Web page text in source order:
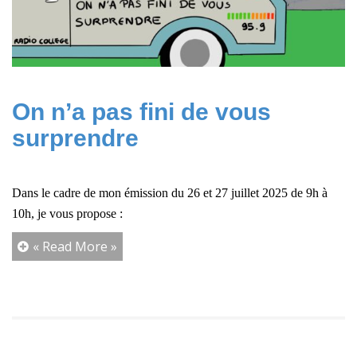
On n’a pas fini de vous
surprendre
Dans le cadre de mon émission du 26 et 27 juillet 2025 de 9h à
10h, je vous propose :
« Read More »